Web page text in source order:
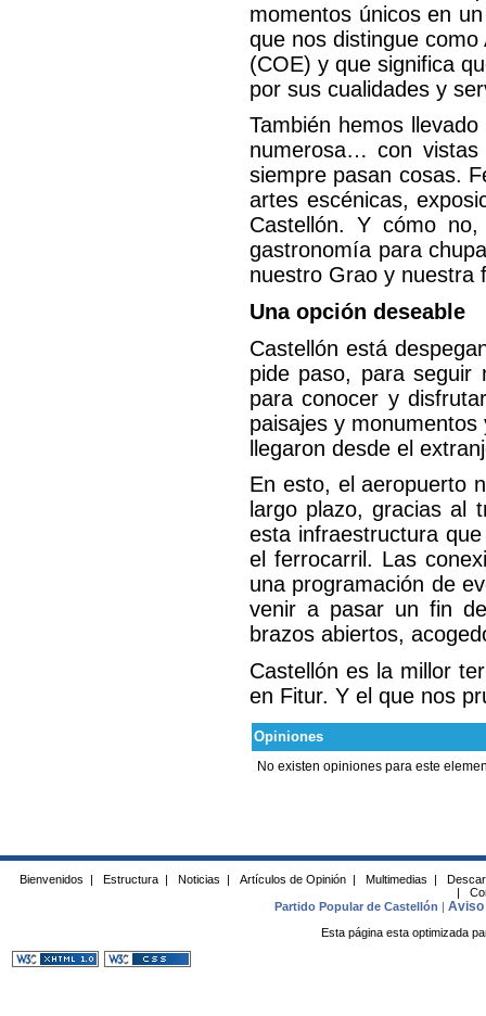
momentos únicos en
que nos distingue
(COE) y que significa
por sus cualidades y
También hemos
numerosa… con
siempre pasan cosas.
artes escénicas,
Castellón. Y cómo
gastronomía para
nuestro Grao y nuestra
Una opción deseable
Castellón está
pide paso, para seguir
para conocer y
paisajes y
llegaron desde el
En esto, el aeropuerto
largo plazo, gracias al
esta infraestructura
el ferrocarril. Las
una programación de
venir a pasar un fin
brazos abiertos,
Castellón es la millor
en Fitur. Y el que nos
Opiniones
No existen opiniones para este
Bienvenidos | Estructura | Noticias | Artículos de Opinión | Multimedias |
|
Partido Popular de Castellón |Aviso
Esta página esta optimizada